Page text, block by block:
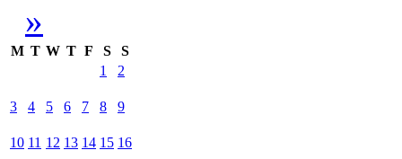
»
M T W T F S
S
1
2
3 4 5 6 7 8 9
10 11 12 13 14 15 16